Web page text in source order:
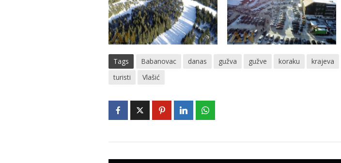
Tags Babanovac danas gužva gužve koraku krajeva
turisti
Vlašić